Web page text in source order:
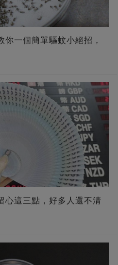
一個簡單驅蚊小絕招，
心這三點，好多人還不清